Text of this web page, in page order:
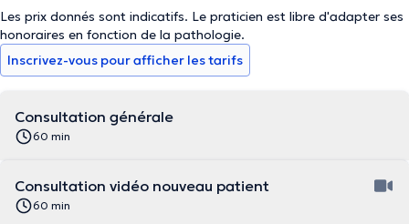
Les prix donnés sont indicatifs. Le praticien est libre d'adapter ses
honoraires en fonction de la pathologie.
Inscrivez-vous pour afficher les tarifs
Consultation générale
60 min
Consultation vidéo nouveau patient
60 min